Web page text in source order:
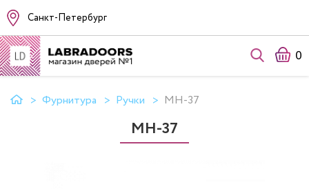
Санкт-Петербург
0
Фурнитура Ручки MH-37
MH-37